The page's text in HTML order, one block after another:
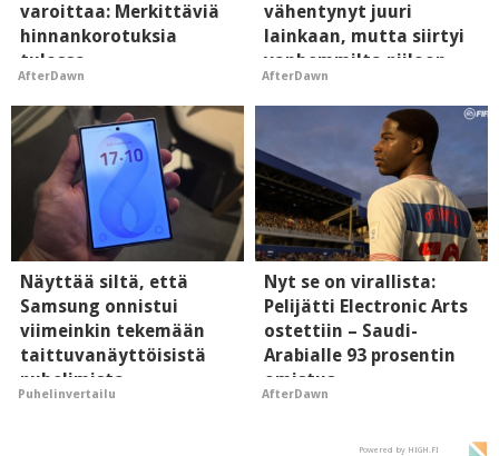
varoittaa: Merkittäviä
hinnankorotuksia
tulossa
AfterDawn
vähentynyt juuri
lainkaan, mutta siirtyi
vanhemmilta piiloon
AfterDawn
Näyttää siltä, että
Samsung onnistui
viimeinkin tekemään
taittuvanäyttöisistä
puhelimista
supersuosittuja
Puhelinvertailu
Nyt se on virallista:
Pelijätti Electronic Arts
ostettiin – Saudi-
Arabialle 93 prosentin
omistus
AfterDawn
Powered by HIGH.FI